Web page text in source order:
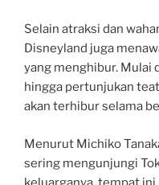
Selain atraksi dan
Disneyland juga
yang menghibur. Mulai
hingga pertunjukan
akan terhibur selama
Menurut Michiko
sering mengunjungi